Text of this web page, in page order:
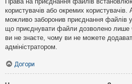
користувачів або окремих
можливо заборонив приєднання файлів
що приєднувати файли дозволено
ви не знаєте, чому ви не можете
адміністратором.
Догори